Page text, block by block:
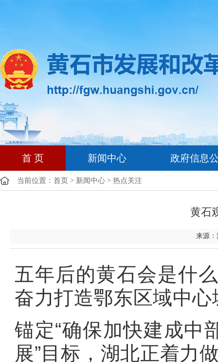
首 页 新闻中心 政府信息
当前位置： 首页 > 新闻中心 > 热点关注
黄石
来源
五年后的黄石会是什
奋力打造鄂东区域中心
锚定“确保加快建成中
展”目标，湖北正着力